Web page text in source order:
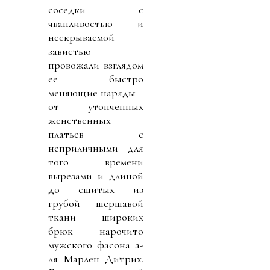
соседки с
чванливостью и
нескрываемой
завистью
провожали взглядом
ее быстро
меняющие наряды –
от утонченных
женственных
платьев с
неприличными для
того времени
вырезами и длиной
до сшитых из
грубой шершавой
ткани широких
брюк нарочито
мужского фасона а-
ля Марлен Дитрих.